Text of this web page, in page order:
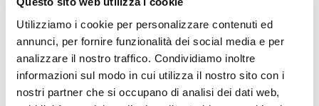
Utilizziamo i cookie per personalizzare contenuti ed
annunci, per fornire funzionalità dei social media e per
analizzare il nostro traffico. Condividiamo inoltre
informazioni sul modo in cui utilizza il nostro sito con i
nostri partner che si occupano di analisi dei dati web,
10/08/2026